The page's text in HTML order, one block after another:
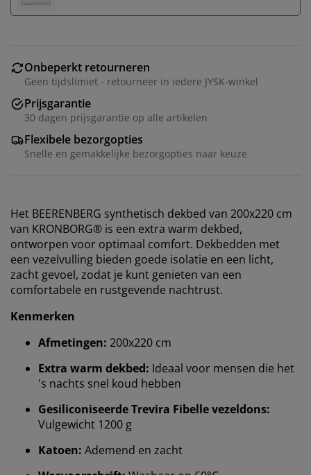
Onbeperkt retourneren
Geen tijdslimiet - retourneer in iedere JYSK-winkel
Prijsgarantie
30 dagen prijsgarantie op alle artikelen
Flexibele bezorgopties
Snelle en gemakkelijke bezorgopties naar keuze
Het BEERENBERG synthetisch dekbed van 200x220 cm
van KRONBORG® is een extra warm dekbed,
ontworpen voor optimaal comfort. Dekbedden met
een vezelvulling bieden goede isolatie en een licht,
zacht gevoel, zodat je kunt genieten van een
comfortabele en rustgevende nachtrust.
Kenmerken
Afmetingen: 200x220 cm
Extra warm dekbed: Ideaal voor mensen die het
's nachts snel koud hebben
Gesiliconiseerde Trevira Fibelle vezeldons:
Vulgewicht 1200 g
Katoen: Ademend en zacht
Wij personaliseren jouw ervaring